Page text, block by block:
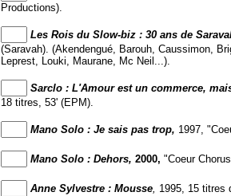
Productions).
Les Rois du Slow-biz : 30 ans de
(Saravah). (Akendengué, Barouh, Caussimon,
Leprest, Louki, Maurane, Mc Neil...).
Sarclo : L'Amour est un commerce,
18 titres, 53' (EPM).
Mano Solo : Je sais pas trop, 1997,
Mano Solo : Dehors, 2000, "Coeur
Anne Sylvestre : Mousse, 1995, 15 titres